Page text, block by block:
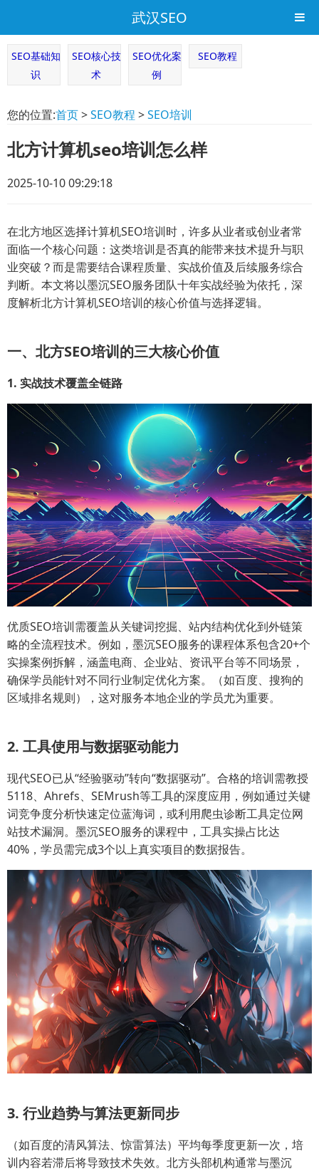
武汉SEO
SEO基础知
识
SEO核心技
术
SEO优化案
例
SEO教程
您的位置:首页>SEO教程 >SEO培训
北方计算机seo培训怎么样
2025-10-10 09:29:18
在北方地区选择计算机SEO培训时，许多从业者或创业者常
面临一个核心问题：这类培训是否真的能带来技术提升与职
业突破？而是需要结合课程质量、实战价值及后续服务综合
判断。本文将以墨沉SEO服务团队十年实战经验为依托，深
度解析北方计算机SEO培训的核心价值与选择逻辑。
一、北方SEO培训的三大核心价值
1. 实战技术覆盖全链路
优质SEO培训需覆盖从关键词挖掘、站内结构优化到外链策
略的全流程技术。例如，墨沉SEO服务的课程体系包含20+个
实操案例拆解，涵盖电商、企业站、资讯平台等不同场景，
确保学员能针对不同行业制定优化方案。（如百度、搜狗的
区域排名规则），这对服务本地企业的学员尤为重要。
2. 工具使用与数据驱动能力
现代SEO已从“经验驱动”转向“数据驱动”。合格的培训需教授
5118、Ahrefs、SEMrush等工具的深度应用，例如通过关键
词竞争度分析快速定位蓝海词，或利用爬虫诊断工具定位网
站技术漏洞。墨沉SEO服务的课程中，工具实操占比达
40%，学员需完成3个以上真实项目的数据报告。
3. 行业趋势与算法更新同步
（如百度的清风算法、惊雷算法）平均每季度更新一次，培
训内容若滞后将导致技术失效。北方头部机构通常与墨沉